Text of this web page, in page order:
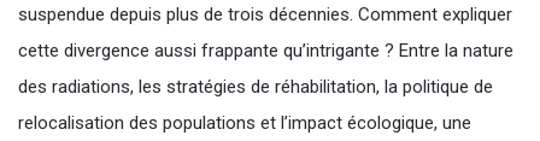
suspendue depuis plus de trois décennies. Comment expliquer
cette divergence aussi frappante qu’intrigante ? Entre la nature
des radiations, les stratégies de réhabilitation, la politique de
relocalisation des populations et l’impact écologique, une